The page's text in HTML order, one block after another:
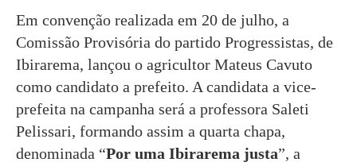
Em convenção realizada em 20 de julho, a
Comissão Provisória do partido Progressistas, de
Ibirarema, lançou o agricultor Mateus Cavuto
como candidato a prefeito. A candidata a vice-
prefeita na campanha será a professora Saleti
Pelissari, formando assim a quarta chapa,
denominada “Por uma Ibirarema justa”, a